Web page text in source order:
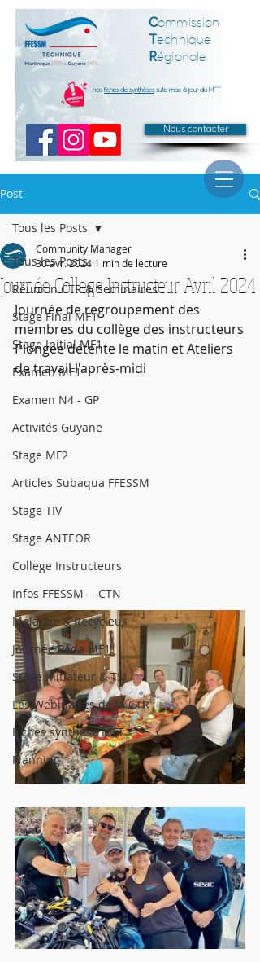
Commission
Technique
Régionale
Nous contacter
nosfiches de synthèsessuite mise à jour du MFT
Post
Tous les Posts
Réunion CTR & Seminaires
Stage Final MF1
Stage Initial MF1
Examen MF1
Examen N4 - GP
Activités Guyane
Stage MF2
Articles Subaqua FFESSM
Stage TIV
Stage ANTEOR
College Instructeurs
Infos FFESSM -- CTN
Mélange & Recycleur
Journée Péda MF1
Stage Initiateur & TSI
Les Webinaires de la CTR
Fiches synthèse MFT
Planning
Tous les Posts
Journée College Instructeur Avril 2024
Community Manager
30 avr. 2024 1 min de lecture
Journée de regroupement des
membres du collège des instructeurs
Plongée détente le matin et Ateliers
de travail l'après-midi